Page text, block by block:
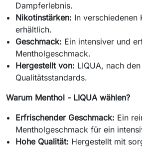
Dampferlebnis.
Nikotinstärken: In verschiedenen
erhältlich.
Geschmack: Ein intensiver und
Mentholgeschmack.
Hergestellt von: LIQUA, nach
Qualitätsstandards.
Warum Menthol - LIQUA wählen?
Erfrischender Geschmack: Ein
Mentholgeschmack für ein
Hohe Qualität: Hergestellt mit